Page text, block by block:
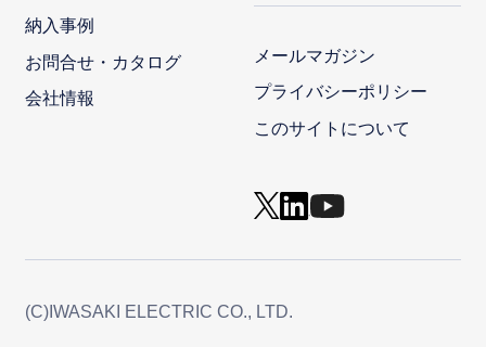
納入事例
お問合せ・カタログ
会社情報
メールマガジン
プライバシーポリシー
このサイトについて
(C)IWASAKI ELECTRIC CO., LTD.